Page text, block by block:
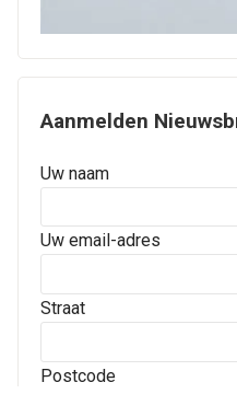
Aanmelden
Uw naam
Uw email-adres
Straat
Postcode